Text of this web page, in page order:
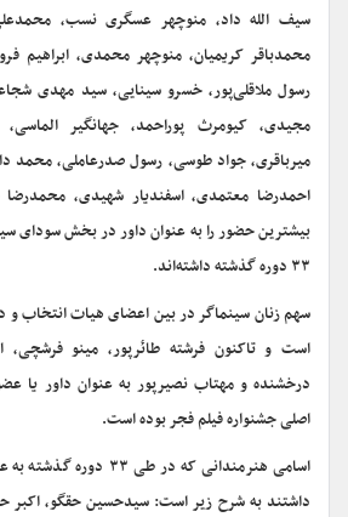
سیف الله داد، منوچهر عسگری نسب،
محمدباقر کریمیان، منوچهر محمدی، ابراهیم
رسول ملاقلی‌پور، خسرو سینایی، سید مهدی
مجیدی، کیومرث پوراحمد، جهانگیر
میرباقری، جواد طوسی، رسول صدرعاملی، محمد
احمدرضا معتمدی، اسفندیار شهیدی،
بیشترین حضور را به عنوان داور در بخش سودای
۳۳ دوره گذشته داشته‌اند.
سهم زنان سینماگر در بین اعضای هیات انتخاب و
است و تاکنون فرشته طائر‌پور، مینو فرشچی،
درخشنده و مهتاب نصیر‌پور به عنوان داور یا
اصلی جشنواره فیلم فجر بوده است.
اسامی هنرمندانی که در
داشتند به شرح زیر است: سیدحسین حقگو، اکبر